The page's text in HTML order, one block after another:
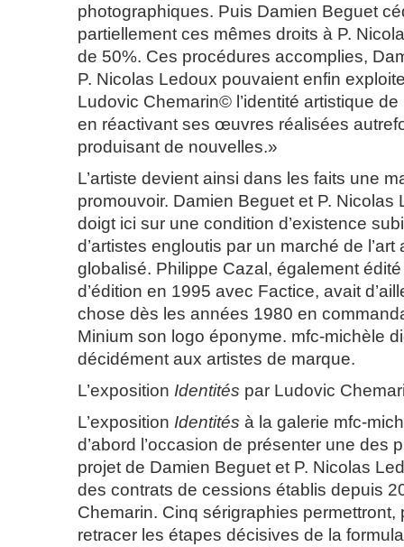
photographiques. Puis Damien Beguet
partiellement ces mêmes droits à P.
de 50%. Ces procédures accomplies,
P. Nicolas Ledoux pouvaient enfin
Ludovic Chemarin© l’identité artistique
en réactivant ses œuvres réalisées
produisant de nouvelles.»
L’artiste devient ainsi dans les faits une
promouvoir. Damien Beguet et P. Nicolas
doigt ici sur une condition d’existence
d’artistes engloutis par un marché de l’art
globalisé. Philippe Cazal, également
d’édition en 1995 avec Factice, avait
chose dès les années 1980 en
Minium son logo éponyme. mfc-michèle
décidément aux artistes de marque.
L’exposition Identités par Ludovic
L’exposition Identités à la galerie mfc-
d’abord l’occasion de présenter une des
projet de Damien Beguet et P. Nicolas
des contrats de cessions établis depuis
Chemarin. Cinq sérigraphies permettront,
retracer les étapes décisives de la